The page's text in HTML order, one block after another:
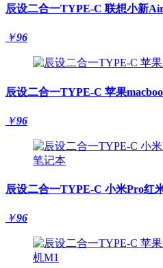
辰设二合一TYPE-C 联想小新
￥96
辰设二合一TYPE-C 苹果
￥96
辰设二合一TYPE-C 小米Pro红
￥96